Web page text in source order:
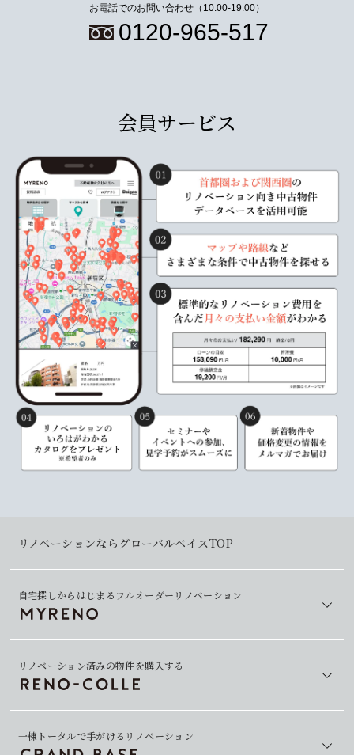
お電話でのお問い合わせ（10:00-19:00）
0120-965-517
会員サービス
リノベーションならグローバルベイスTOP
自宅探しからはじまるフルオーダーリノベーション
リノベーション済みの物件を購入する
一棟トータルで手がけるリノベーション